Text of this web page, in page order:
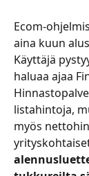
Ecom-
aina kuun
Käyttäjä
haluaa ajaa
listahintoja,
myös